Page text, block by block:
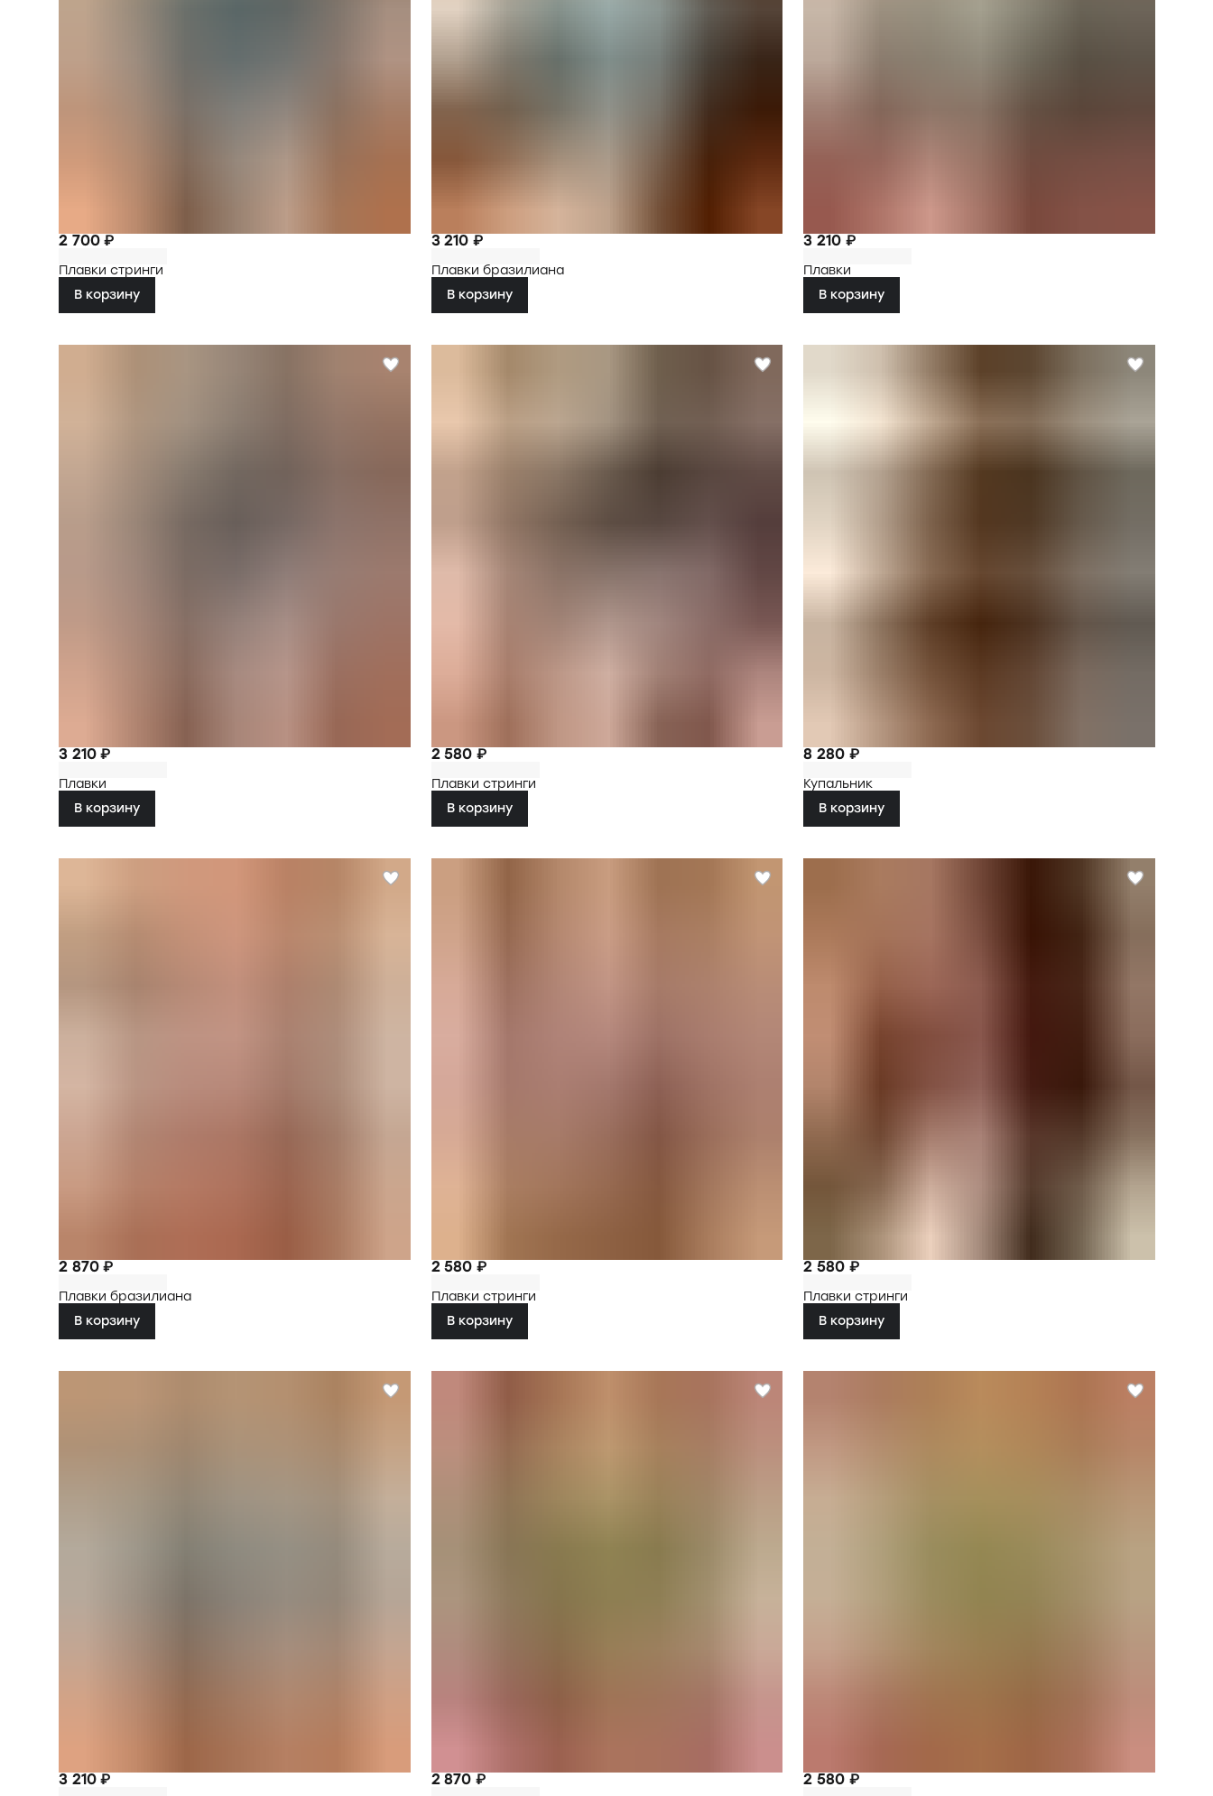
2 700 ₽
Плавки стринги
В корзину
3 210 ₽
Плавки бразилиана
В корзину
3 210 ₽
Плавки
В корзину
3 210 ₽
Плавки
В корзину
2 580 ₽
Плавки стринги
В корзину
8 280 ₽
Купальник
В корзину
2 870 ₽
Плавки бразилиана
В корзину
2 580 ₽
Плавки стринги
В корзину
2 580 ₽
Плавки стринги
В корзину
3 210 ₽ 2 870 ₽ 2 580 ₽